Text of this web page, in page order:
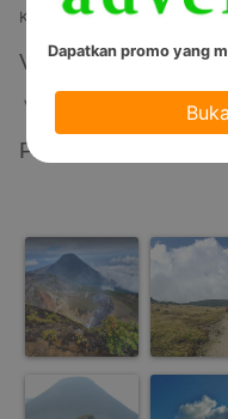
Kecamatan Pacet.
Video
Video Tidak Tersedia
Photos
Dapatkan promo yang